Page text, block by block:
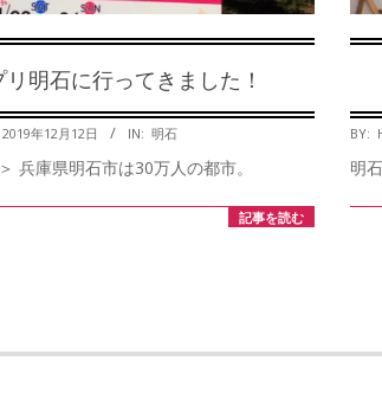
リ明石に行ってきました！
2019年12月12日 IN: 明石
兵庫県明石市は30万人の都市。
記事を読む
07-
BY:
明